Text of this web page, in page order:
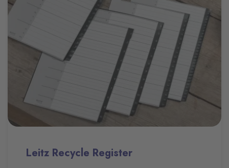
Leitz Recycle Register